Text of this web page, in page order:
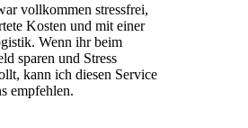
vollkommen stressfrei,
Kosten und mit einer
Wenn ihr beim
sparen und Stress
kann ich diesen Service
empfehlen.